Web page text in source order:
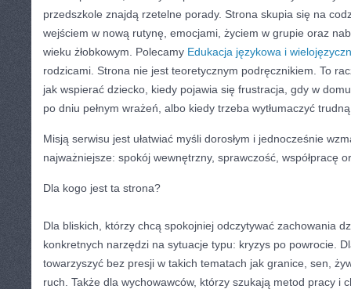
przedszkole znajdą rzetelne porady. Strona skupia się na
wejściem w nową rutynę, emocjami, życiem w grupie oraz
wieku żłobkowym. Polecamy Edukacja językowa i
rodzicami. Strona nie jest teoretycznym podręcznikiem. To
jak wspierać dziecko, kiedy pojawia się frustracja, gdy w
po dniu pełnym wrażeń, albo kiedy trzeba wytłumaczyć
Misją serwisu jest ułatwiać myśli dorosłym i jednocześnie
najważniejsze: spokój wewnętrzny, sprawczość, współpracę
Dla kogo jest ta strona?
Dla bliskich, którzy chcą spokojniej odczytywać zachowania
konkretnych narzędzi na sytuacje typu: kryzys po powrocie.
towarzyszyć bez presji w takich tematach jak granice, sen,
ruch. Także dla wychowawców, którzy szukają metod pracy i